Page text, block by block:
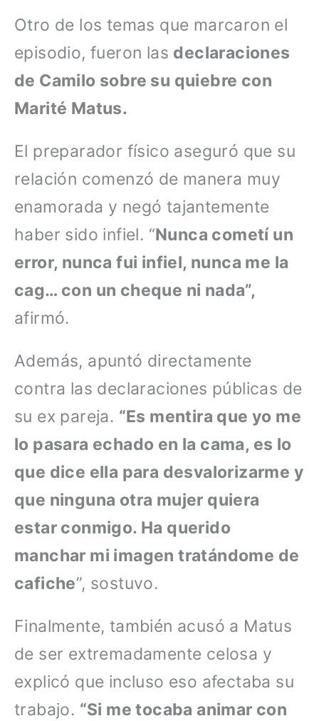
Otro de los temas que marcaron el
episodio, fueron las declaraciones
de Camilo sobre su quiebre con
Marité Matus.
El preparador físico aseguró que su
relación comenzó de manera muy
enamorada y negó tajantemente
haber sido infiel. “Nunca cometí un
error, nunca fui infiel, nunca me la
cag… con un cheque ni nada”,
afirmó.
Además, apuntó directamente
contra las declaraciones públicas de
su ex pareja. “Es mentira que yo me
lo pasara echado en la cama, es lo
que dice ella para desvalorizarme y
que ninguna otra mujer quiera
estar conmigo. Ha querido
manchar mi imagen tratándome de
cafiche”, sostuvo.
Finalmente, también acusó a Matus
de ser extremadamente celosa y
explicó que incluso eso afectaba su
trabajo. “Si me tocaba animar con